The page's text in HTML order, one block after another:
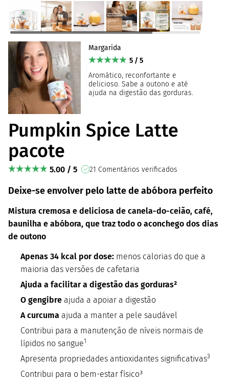
Margarida
5 / 5
Aromático, reconfortante e
delicioso. Sabe a outono e até
ajuda na digestão das gorduras.
Pumpkin Spice Latte
pacote
5.00 / 5 21 Comentários verificados
Deixe-se envolver pelo latte de abóbora perfeito
Mistura cremosa e deliciosa de canela-do-ceião, café,
baunilha e abóbora, que traz todo o aconchego dos dias
de outono
Apenas 34 kcal por dose: menos calorias do que a
maioria das versões de cafetaria
Ajuda a facilitar a digestão das gorduras²
O gengibre ajuda a apoiar a digestão
A curcuma ajuda a manter a pele saudável
Contribui para a manutenção de níveis normais de
lípidos no sangue1
Apresenta propriedades antioxidantes significativas3
Contribui para o bem-estar físico³